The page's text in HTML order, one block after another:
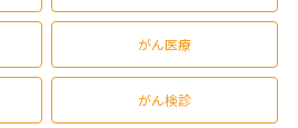
がん医療
がん検診